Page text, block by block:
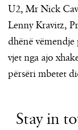
U2, Mr Nick
Lenny Kravitz,
dhënë vëmendje
vjet nga ajo
përsëri mbetet
Stay in